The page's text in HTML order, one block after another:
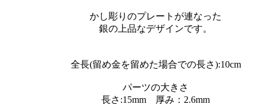
かし彫りのプレートが連なった
銀の上品なデザインです。
全長(留め金を留めた場合での長さ):10cm
パーツの大きさ
長さ:15mm 厚み：2.6mm